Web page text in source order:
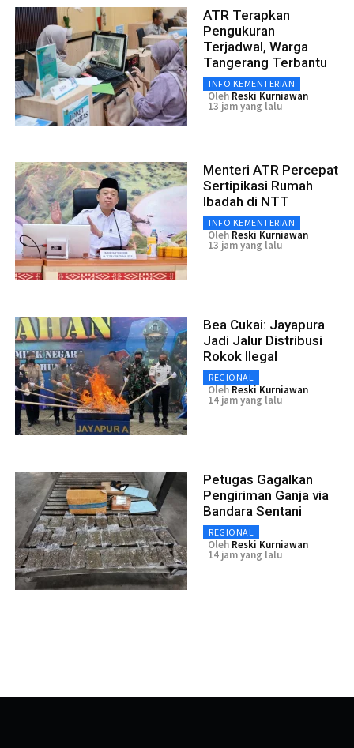
ATR Terapkan
Pengukuran
Terjadwal, Warga
Tangerang Terbantu
INFO KEMENTERIAN
Oleh Reski Kurniawan
13 jam yang lalu
Menteri ATR Percepat
Sertipikasi Rumah
Ibadah di NTT
INFO KEMENTERIAN
Oleh Reski Kurniawan
13 jam yang lalu
Bea Cukai: Jayapura
Jadi Jalur Distribusi
Rokok Ilegal
REGIONAL
Oleh Reski Kurniawan
14 jam yang lalu
Petugas Gagalkan
Pengiriman Ganja via
Bandara Sentani
REGIONAL
Oleh Reski Kurniawan
14 jam yang lalu